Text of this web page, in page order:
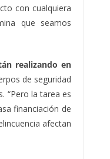
con cualquiera
que seamos
realizando en
de seguridad
“Pero la tarea es
financiación de
afectan